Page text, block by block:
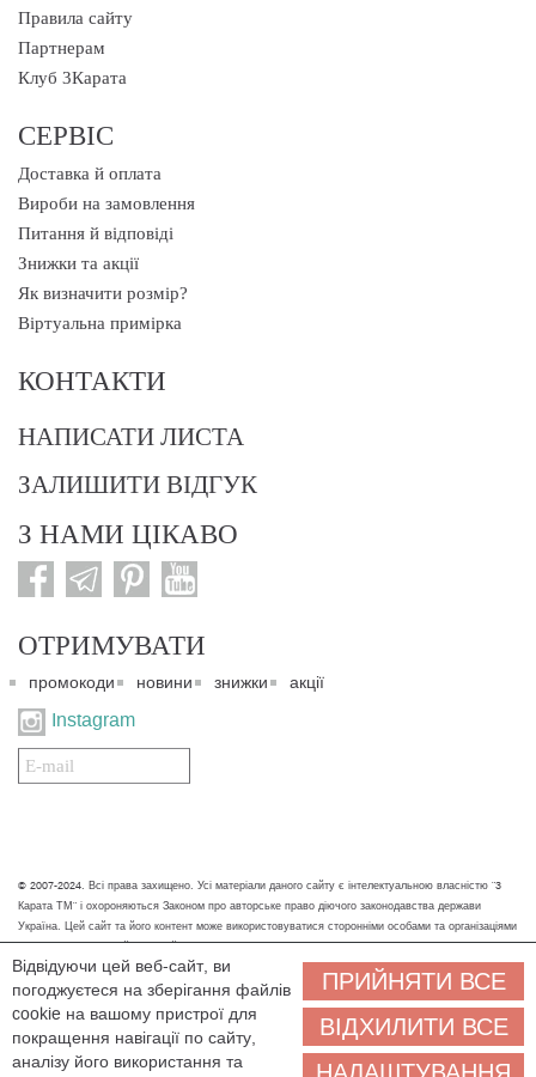
Правила сайту
Партнерам
Клуб 3Карата
СЕРВІС
Доставка й оплата
Вироби на замовлення
Питання й відповіді
Знижки та акції
Як визначити розмір?
Віртуальна примірка
КОНТАКТИ
НАПИСАТИ ЛИСТА
ЗАЛИШИТИ ВІДГУК
З НАМИ ЦІКАВО
ОТРИМУВАТИ
промокоди новини знижки акції
Instagram
Подписаться
на
© 2007-2024. Всі права захищено. Усі матеріали даного сайту є інтелектуальною власністю "3
Карата ТМ" і охороняються Законом про авторське право діючого законодавства держави
Україна. Цей сайт та його контент може використовуватися сторонніми особами та організаціями
тільки для некомерційних цілей. Будь-яке завантаження, копіювання, друк та інше використання
матеріалів даного сайту для некомерційних цілей повинно супроводжуватись працюючим
посиланням або іншим зазначенням на джерело.
Ми обробляємо персональні дані (cookies, IP-адреса, місце розташування), щоб вам
було зручніше користуватися сайтом. Залишаючись на сайті, ви погоджуєтеся на
Відвідуючи цей веб-сайт, ви
погоджуєтеся на зберігання файлів
cookie на вашому пристрої для
покращення навігації по сайту,
аналізу його використання та
ПРИЙНЯТИ ВСЕ
ВІДХИЛИТИ ВСЕ